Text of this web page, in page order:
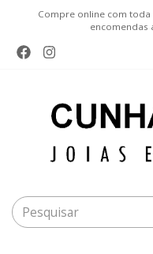
Compre online com toda
encomendas